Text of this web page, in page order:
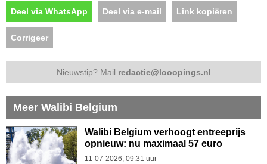
Deel via WhatsApp Deel via e-mail Link kopiëren
Corrigeer
Nieuwstip? Mail redactie@looopings.nl
Meer Walibi Belgium
Walibi Belgium verhoogt entreeprijs
opnieuw: nu maximaal 57 euro
11-07-2026, 09.31 uur